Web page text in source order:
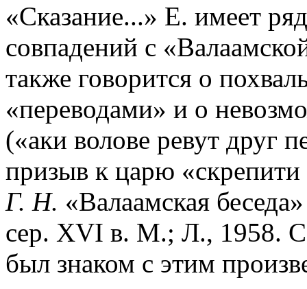
«Сказание...» Е. имеет
совпадений с
также говорится о
«переводами» и о
(«аки волове ревут друг
призыв к царю
Г. Н. «Валаамская
сер. XVI в. М.; Л., 1958.
был знаком с этим